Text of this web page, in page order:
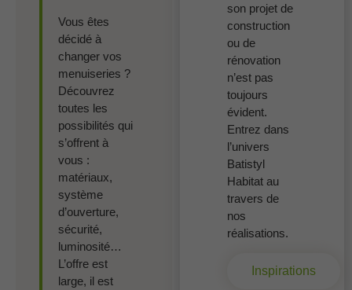
Vous êtes
décidé à
changer vos
menuiseries ?
Découvrez
toutes les
possibilités qui
s’offrent à
vous :
matériaux,
système
d’ouverture,
sécurité,
luminosité…
L’offre est
large, il est
son projet de
construction
ou de
rénovation
n’est pas
toujours
évident.
Entrez dans
l’univers
Batistyl
Habitat au
travers de
nos
réalisations.
Inspirations